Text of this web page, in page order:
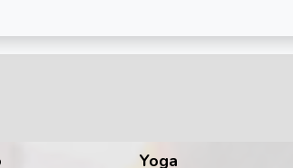
Yoga